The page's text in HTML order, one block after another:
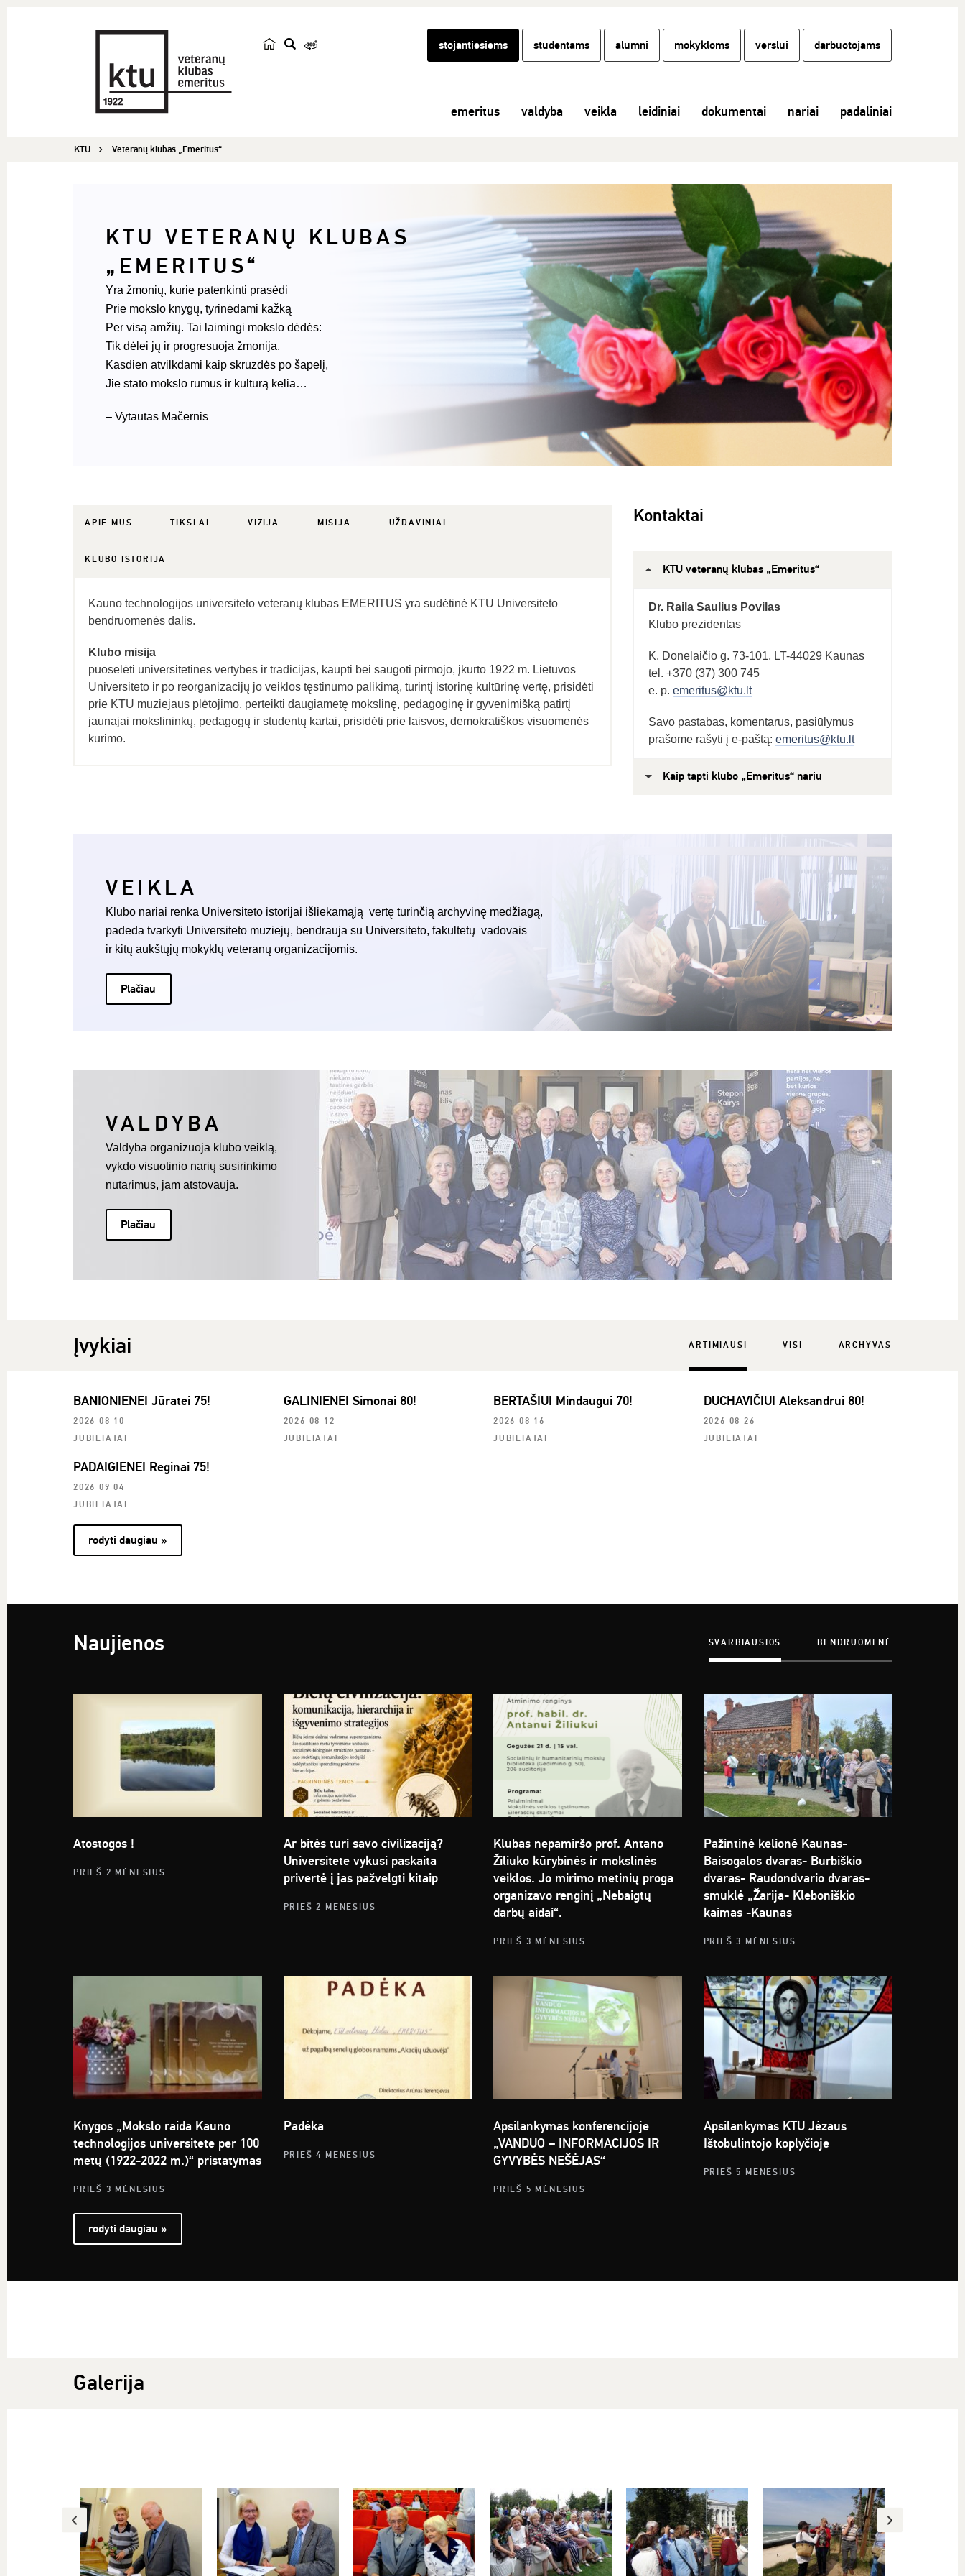
stojantiesiems studentams alumni mokykloms verslui darbuotojams
emeritus valdyba veikla leidiniai dokumentai nariai padaliniai
KTU Veteranų klubas „Emeritus“
KTU VETERANŲ KLUBAS
„EMERITUS“
Yra žmonių, kurie patenkinti prasėdi
Prie mokslo knygų, tyrinėdami kažką
Per visą amžių. Tai laimingi mokslo dėdės:
Tik dėlei jų ir progresuoja žmonija.
Kasdien atvilkdami kaip skruzdės po šapelį,
Jie stato mokslo rūmus ir kultūrą kelia…
– Vytautas Mačernis
APIE MUS TIKSLAI VIZIJA MISIJA UŽDAVINIAI
KLUBO ISTORIJA
Kauno technologijos universiteto veteranų klubas EMERITUS yra sudėtinė KTU Universiteto
bendruomenės dalis.
Klubo misija
puoselėti universitetines vertybes ir tradicijas, kaupti bei saugoti pirmojo, įkurto 1922 m. Lietuvos
Universiteto ir po reorganizacijų jo veiklos tęstinumo palikimą, turintį istorinę kultūrinę vertę, prisidėti
prie KTU muziejaus plėtojimo, perteikti daugiametę mokslinę, pedagoginę ir gyvenimišką patirtį
jaunajai mokslininkų, pedagogų ir studentų kartai, prisidėti prie laisvos, demokratiškos visuomenės
kūrimo.
Kontaktai
KTU veteranų klubas „Emeritus“
Dr. Raila Saulius Povilas
Klubo prezidentas
K. Donelaičio g. 73-101, LT-44029 Kaunas
tel. +370 (37) 300 745
e. p. emeritus@ktu.lt
Savo pastabas, komentarus, pasiūlymus
prašome rašyti į e-paštą: emeritus@ktu.lt
Kaip tapti klubo „Emeritus“ nariu
VEIKLA
Klubo nariai renka Universiteto istorijai išliekamąją vertę turinčią archyvinę medžiagą,
padeda tvarkyti Universiteto muziejų, bendrauja su Universiteto, fakultetų vadovais
ir kitų aukštųjų mokyklų veteranų organizacijomis.
Plačiau
VALDYBA
Valdyba organizuoja klubo veiklą,
vykdo visuotinio narių susirinkimo
nutarimus, jam atstovauja.
Plačiau
Įvykiai ARTIMIAUSI VISI ARCHYVAS
BANIONIENEI Jūratei 75!
2026 08 10
JUBILIATAI
GALINIENEI Simonai 80!
2026 08 12
JUBILIATAI
BERTAŠIUI Mindaugui 70!
2026 08 16
JUBILIATAI
DUCHAVIČIUI Aleksandrui 80!
2026 08 26
JUBILIATAI
PADAIGIENEI Reginai 75!
2026 09 04
JUBILIATAI
rodyti daugiau »
Naujienos SVARBIAUSIOS BENDRUOMENĖ
Atostogos !
PRIEŠ 2 MĖNESIUS
Ar bitės turi savo civilizaciją?
Universitete vykusi paskaita
privertė į jas pažvelgti kitaip
PRIEŠ 2 MĖNESIUS
Klubas nepamiršo prof. Antano
Žiliuko kūrybinės ir mokslinės
veiklos. Jo mirimo metinių proga
organizavo renginį „Nebaigtų
darbų aidai“.
PRIEŠ 3 MĖNESIUS
Pažintinė kelionė Kaunas-
Baisogalos dvaras- Burbiškio
dvaras- Raudondvario dvaras-
smuklė „Žarija- Kleboniškio
kaimas -Kaunas
PRIEŠ 3 MĖNESIUS
Knygos „Mokslo raida Kauno
technologijos universitete per 100
metų (1922-2022 m.)“ pristatymas
PRIEŠ 3 MĖNESIUS
Padėka
PRIEŠ 4 MĖNESIUS
Apsilankymas konferencijoje
„VANDUO – INFORMACIJOS IR
GYVYBĖS NEŠĖJAS“
PRIEŠ 5 MĖNESIUS
Apsilankymas KTU Jėzaus
Ištobulintojo koplyčioje
PRIEŠ 5 MĖNESIUS
rodyti daugiau »
Galerija